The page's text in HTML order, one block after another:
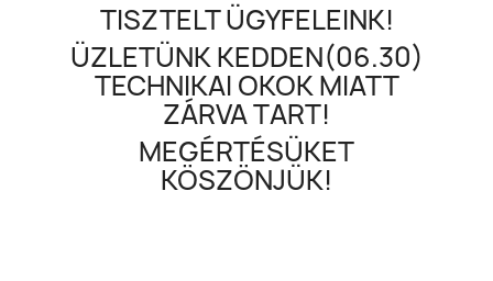
TISZTELT ÜGYFELEINK!
ÜZLETÜNK KEDDEN(06.30)
TECHNIKAI OKOK MIATT
ZÁRVA TART!
MEGÉRTÉSÜKET
KÖSZÖNJÜK!